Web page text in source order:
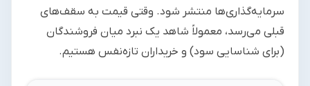
سرمایه‌گذاری‌ها منتشر شود. وقتی قیمت به سقف‌های
قبلی می‌رسد، معمولاً شاهد یک نبرد میان فروشندگان
(برای شناسایی سود) و خریداران تازه‌نفس هستیم.